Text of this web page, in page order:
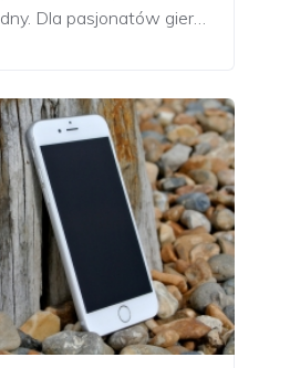
Dla pasjonatów gier…